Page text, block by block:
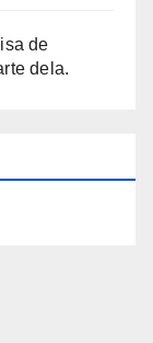
de
dela.